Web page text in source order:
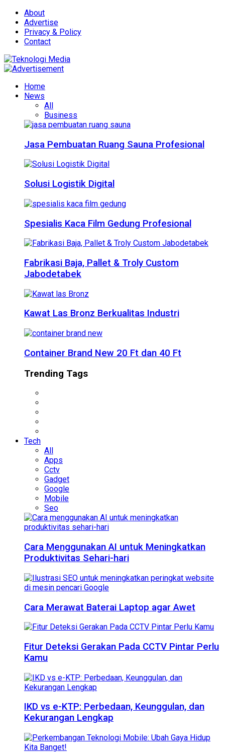
About
Advertise
Privacy & Policy
Contact
Home
News
All
Business
Jasa Pembuatan Ruang Sauna Profesional
Solusi Logistik Digital
Spesialis Kaca Film Gedung Profesional
Fabrikasi Baja, Pallet & Troly Custom
Jabodetabek
Kawat Las Bronz Berkualitas Industri
Container Brand New 20 Ft dan 40 Ft
Trending Tags
Tech
All
Apps
Cctv
Gadget
Google
Mobile
Seo
Cara Menggunakan AI untuk Meningkatkan
Produktivitas Sehari-hari
Cara Merawat Baterai Laptop agar Awet
Fitur Deteksi Gerakan Pada CCTV Pintar Perlu
Kamu
IKD vs e-KTP: Perbedaan, Keunggulan, dan
Kekurangan Lengkap